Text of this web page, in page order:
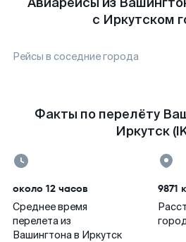
с Иркутском
Рейсы в соседние города
Факты по перелёту
Иркутск
около 12 часов
Среднее время
перелета из
Вашингтона в Иркутск
9871